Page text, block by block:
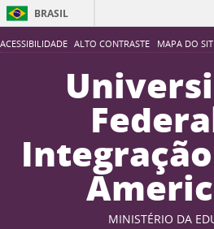
ACESSIBILIDADE ALTO CONTRASTE MAPA DO
BRASIL
MINISTÉRIO DA